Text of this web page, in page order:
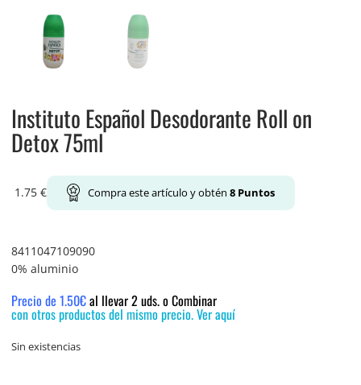
Instituto Español Desodorante Roll on
Detox 75ml
1.75 € Compra este artículo y obtén 8Puntos
8411047109090
0% aluminio
Precio de 1.50€al llevar 2 uds. o Combinar
con otros productos del mismo precio. Ver aquí
Sin existencias